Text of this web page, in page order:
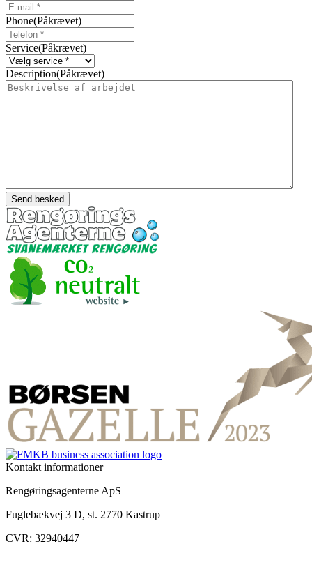
Phone(Påkrævet)
Service(Påkrævet)
Description(Påkrævet)
Kontakt informationer
Rengøringsagenterne ApS
Fuglebækvej 3 D, st. 2770 Kastrup
CVR: 32940447